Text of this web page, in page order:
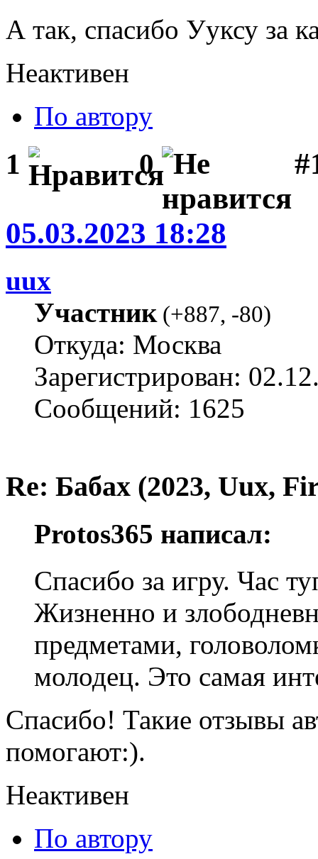
А так, спасибо Ууксу за
Неактивен
По автору
1 0
05.03.2023 18:28
uux
Участник(+887, -80)
Откуда: Москва
Зарегистрирован:
Сообщений: 1625
Re: Бабах (2023, Uux,
Protos365 написал:
Спасибо за игру. Час
Жизненно и
предметами,
молодец. Это самая
Спасибо! Такие отзывы
помогают:).
Неактивен
По автору